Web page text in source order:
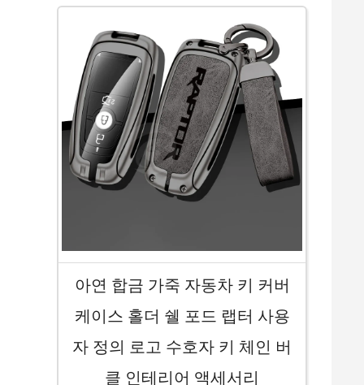
아연 합금 가죽 자동차 키 커버
케이스 홀더 쉘 포드 랩터 사용
자 정의 로고 수호자 키 체인 버
클 인테리어 액세서리